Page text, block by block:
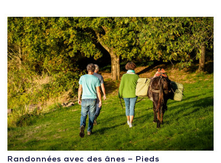
Randonnées avec des ânes – Pieds